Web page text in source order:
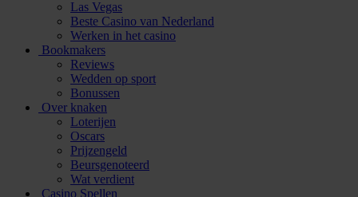
Las Vegas
Beste Casino van Nederland
Werken in het casino
Bookmakers
Reviews
Wedden op sport
Bonussen
Over knaken
Loterijen
Oscars
Prijzengeld
Beursgenoteerd
Wat verdient
Casino Spellen